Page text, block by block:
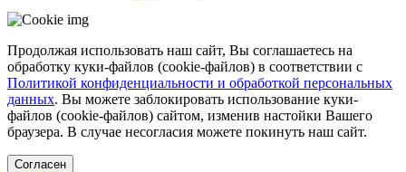
Продолжая использовать наш сайт, Вы соглашаетесь на
обработку куки-файлов (cookie-файлов) в соответствии с
Политикой конфиденциальности и обработкой персональных
данных. Вы можете заблокировать использование куки-
файлов (cookie-файлов) сайтом, изменив настойки Вашего
браузера. В случае несогласия можете покинуть наш сайт.
Согласен